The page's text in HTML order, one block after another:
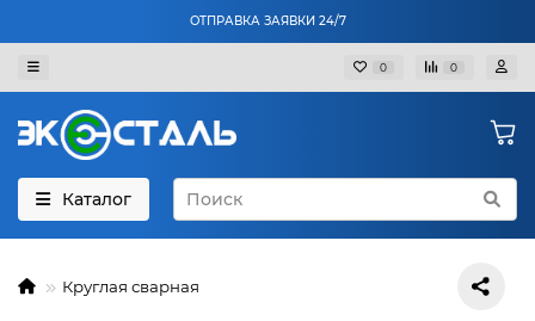
ОТПРАВКА ЗАЯВКИ 24/7
0 0
Каталог
Круглая сварная